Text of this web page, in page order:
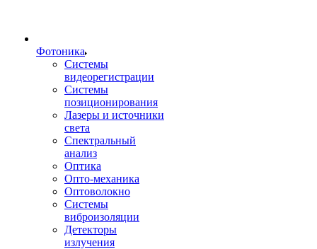
Фотоника
Cистемы
видеорегистрации
Системы
позиционирования
Лазеры и источники
света
Спектральный
анализ
Оптика
Опто-механика
Оптоволокно
Системы
виброизоляции
Детекторы
излучения